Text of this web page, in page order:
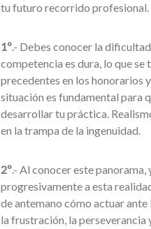
tu futuro recorrido profesional.
1º.- Debes conocer la
competencia es dura, lo que se
precedentes en los honorarios
situación es fundamental para
desarrollar tu práctica.
en la trampa de la ingenuidad.
2º.- Al conocer este
progresivamente a esta
de antemano cómo actuar
la frustración, la perseverancia